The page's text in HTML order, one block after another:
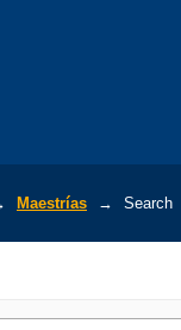
Maestrías → Search